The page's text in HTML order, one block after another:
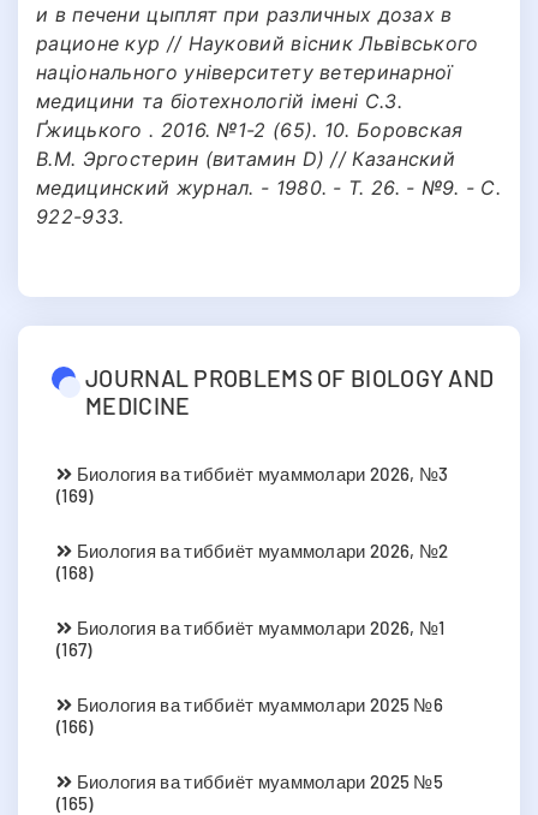
и в печени цыплят при различных дозах в
рационе кур // Науковий вісник Львівського
національного університету ветеринарної
медицини та біотехнологій імені С.З.
Ґжицького . 2016. №1-2 (65). 10. Боровская
В.М. Эргостерин (витамин D) // Казанский
медицинский журнал. - 1980. - Т. 26. - №9. - C.
922-933.
JOURNAL PROBLEMS OF BIOLOGY AND
MEDICINE
Биология ва тиббиёт муаммолари 2026, №3
(169)
Биология ва тиббиёт муаммолари 2026, №2
(168)
Биология ва тиббиёт муаммолари 2026, №1
(167)
Биология ва тиббиёт муаммолари 2025 №6
(166)
Биология ва тиббиёт муаммолари 2025 №5
(165)